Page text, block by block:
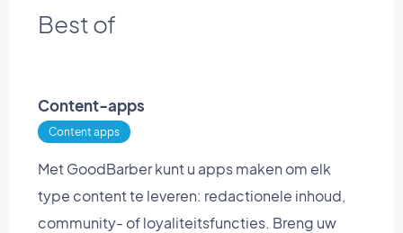
Best of
Content-apps
Content apps
Met GoodBarber kunt u apps maken om elk
type content te leveren: redactionele inhoud,
community- of loyaliteitsfuncties. Breng uw